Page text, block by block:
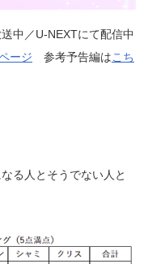
中／U-NEXTにて配信中
ージ 参考予告編はこち
る人とそうでない人と